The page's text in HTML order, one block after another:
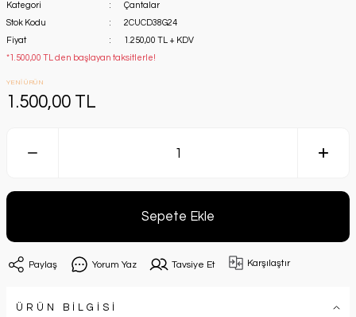
Kategori
Çantalar
Stok Kodu
2CUCD38G24
Fiyat
1.250,00 TL + KDV
*1.500,00 TL den başlayan taksitlerle!
YENİ ÜRÜN
1.500,00 TL
Sepete Ekle
Paylaş Yorum Yaz Tavsiye Et Karşılaştır
ÜRÜN BİLGİSİ